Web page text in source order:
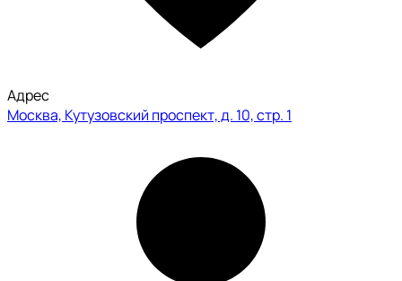
Адрес
Москва, Кутузовский проспект, д. 10, стр. 1